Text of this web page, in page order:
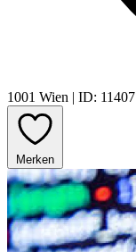
1001 Wien | ID: 11407
Merken